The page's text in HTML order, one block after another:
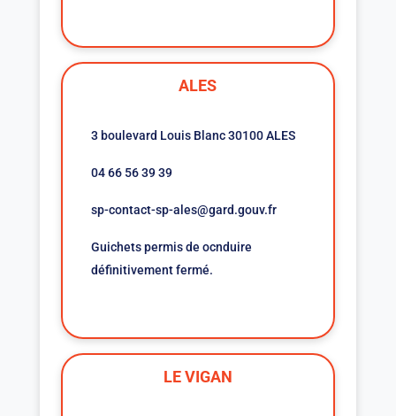
ALES
3 boulevard Louis Blanc 30100 ALES
04 66 56 39 39
sp-contact-sp-ales@gard.gouv.fr
Guichets permis de ocnduire
définitivement fermé.
LE VIGAN